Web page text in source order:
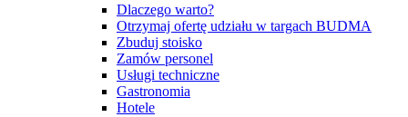
Dlaczego warto?
Otrzymaj ofertę udziału w targach BUDMA
Zbuduj stoisko
Zamów personel
Usługi techniczne
Gastronomia
Hotele